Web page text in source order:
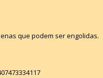
que podem ser engolidas.